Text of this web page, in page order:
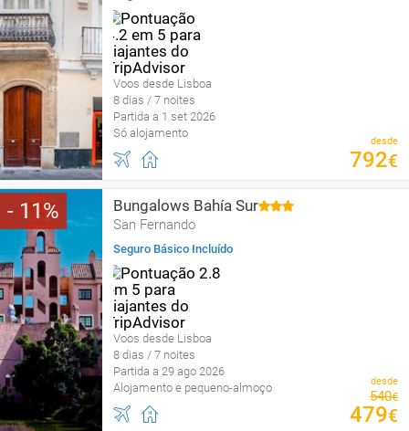
Voos desde Lisboa
8 dias / 7 noites
Partida a 1 set 2026
Só alojamento
desde
792€
11 Bungalows Bahía Sur
San Fernando
Seguro Básico Incluído
Voos desde Lisboa
8 dias / 7 noites
Partida a 29 ago 2026
Alojamento e pequeno-almoço
desde
540€
479€